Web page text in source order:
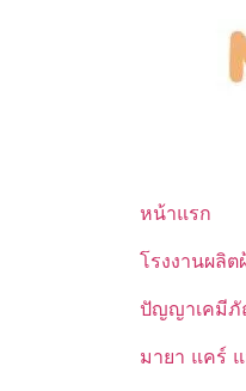
หน้าแรก
โรงงานผลิ
ปัญญาเคมีภั
มายา แคร์